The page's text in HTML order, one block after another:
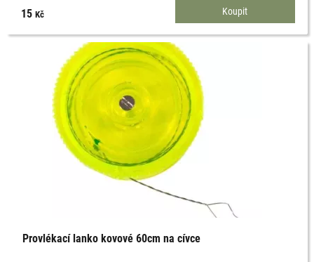
15Kč
Provlékací lanko kovové 60cm na cívce